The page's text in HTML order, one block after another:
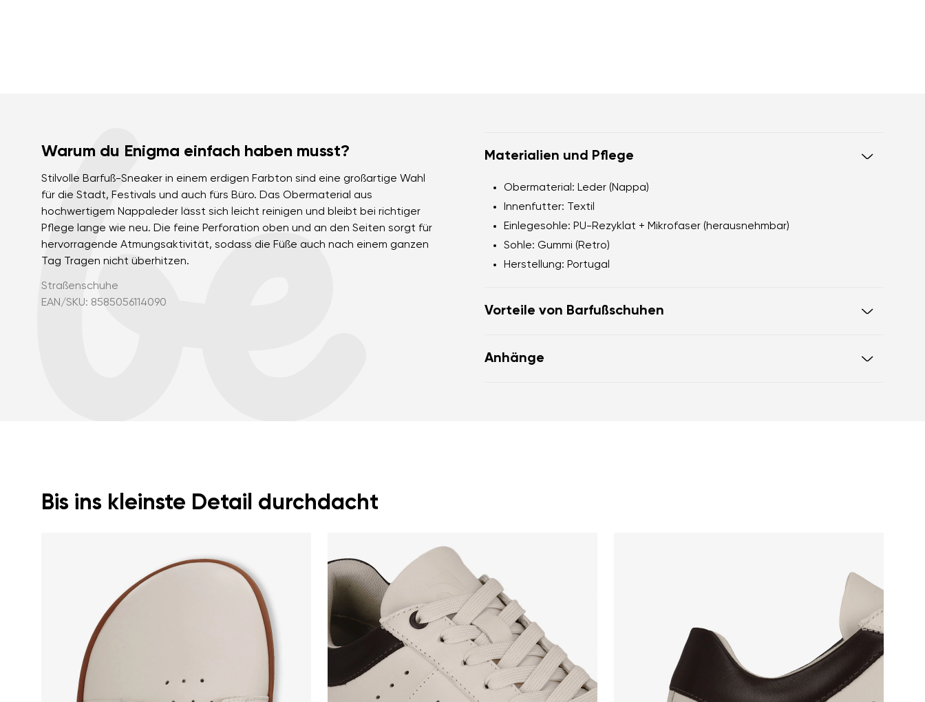
Land ändern
Lieferland auswählen
Warum du Enigma einfach haben musst?
Stilvolle Barfuß-Sneaker in einem erdigen Farbton sind eine großartige Wahl
für die Stadt, Festivals und auch fürs Büro. Das Obermaterial aus
hochwertigem Nappaleder lässt sich leicht reinigen und bleibt bei richtiger
Pflege lange wie neu. Die feine Perforation oben und an den Seiten sorgt für
hervorragende Atmungsaktivität, sodass die Füße auch nach einem ganzen
Tag Tragen nicht überhitzen.
Straßenschuhe
EAN/SKU: 8585056114090
Materialien und Pflege
Obermaterial: Leder (Nappa)
Innenfutter: Textil
Einlegesohle: PU-Rezyklat + Mikrofaser (herausnehmbar)
Sohle: Gummi (Retro)
Herstellung: Portugal
Vorteile von Barfußschuhen
Zero Drop: Fersen und Zehenbündigkeit für eine korrekte
Anhänge
Bis ins kleinste Detail durchdacht
Frage
Textbewertung